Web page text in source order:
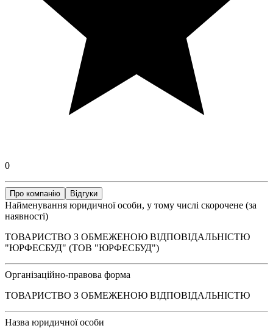
0
Про компанію Відгуки
Найменування юридичної особи, у тому числі скорочене (за
наявності)
ТОВАРИСТВО З ОБМЕЖЕНОЮ ВІДПОВІДАЛЬНІСТЮ
"ЮРФЕСБУД" (ТОВ "ЮРФЕСБУД")
Організаційно-правова форма
ТОВАРИСТВО З ОБМЕЖЕНОЮ ВІДПОВІДАЛЬНІСТЮ
Назва юридичної особи